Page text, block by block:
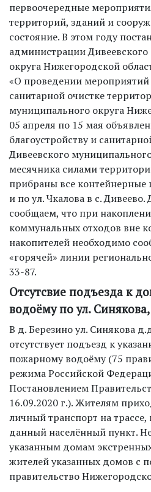
первоочередные
территорий, зданий и
состояние. В этом году
администрации
округа Нижегородской
«О проведении мероприятий
санитарной очистке
муниципального округа
05 апреля по 15 мая
благоустройству и
Дивеевского
месячника силами
прибраны все
и по ул. Чкалова в с.
сообщаем, что при
коммунальных отходов вне
накопителей необходимо
«горячей» линии
33-87.
Отсутсвие подъезда к
водоёму по ул.
В д. Березино ул. Синякова
отсутствует подъезд к
пожарному водоёму (75
режима Российской
Постановлением
16.09.2020 г.). Жителям
личный транспорт на
данный населённый пункт.
указанным домам
жителей указанных домов с
правительство